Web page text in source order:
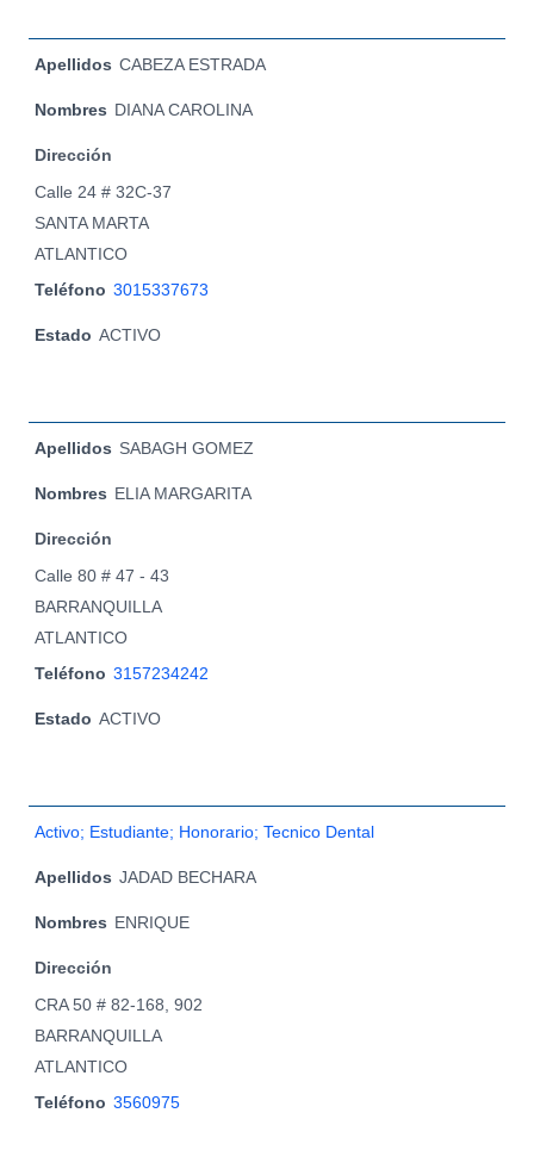
Apellidos CABEZA ESTRADA
Nombres DIANA CAROLINA
Dirección
Calle 24 # 32C-37
SANTA MARTA
ATLANTICO
Teléfono 3015337673
Estado ACTIVO
Apellidos SABAGH GOMEZ
Nombres ELIA MARGARITA
Dirección
Calle 80 # 47 - 43
BARRANQUILLA
ATLANTICO
Teléfono 3157234242
Estado ACTIVO
Activo; Estudiante; Honorario; Tecnico Dental
Apellidos JADAD BECHARA
Nombres ENRIQUE
Dirección
CRA 50 # 82-168, 902
BARRANQUILLA
ATLANTICO
Teléfono 3560975